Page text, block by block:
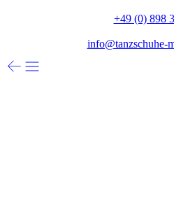
+49 (0) 898
info@tanzschuhe-